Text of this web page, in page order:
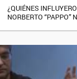
¿QUIÉNES
NORBERTO “PAPPO”